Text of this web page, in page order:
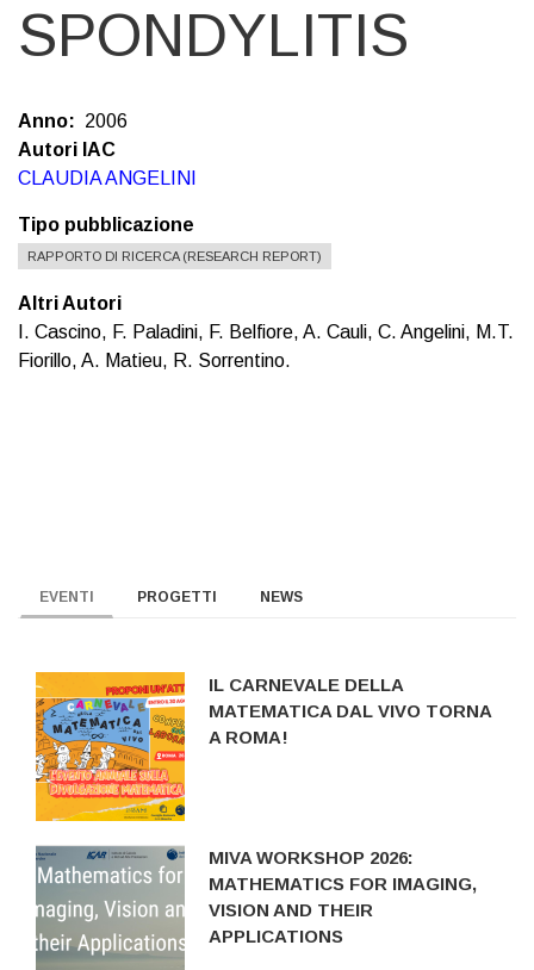
SPONDYLITIS
Anno
2006
Autori IAC
CLAUDIA ANGELINI
Tipo pubblicazione
RAPPORTO DI RICERCA (RESEARCH REPORT)
Altri Autori
I. Cascino, F. Paladini, F. Belfiore, A. Cauli, C. Angelini, M.T.
Fiorillo, A. Matieu, R. Sorrentino.
EVENTI PROGETTI NEWS
IL CARNEVALE DELLA
MATEMATICA DAL VIVO TORNA
A ROMA!
MIVA WORKSHOP 2026:
MATHEMATICS FOR IMAGING,
VISION AND THEIR
APPLICATIONS